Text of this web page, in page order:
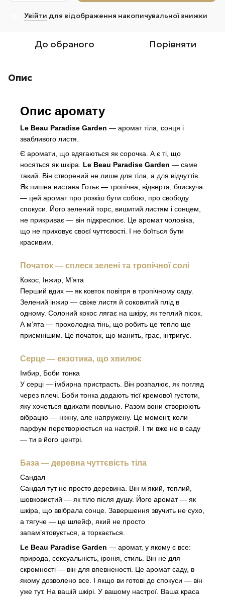
Увійти для відображення накопичувальної знижки
До обраного Порівняти
Опис
Опис аромату
Le Beau Paradise Garden — аромат тіла, сонця і
звабливого листя.
Є аромати, що вдягаються як сорочка. А є ті, що
носяться як шкіра. Le Beau Paradise Garden — саме
такий. Він створений не лише для тіла, а для відчуттів.
Як пишна вистава Готьє — тропічна, відверта, блискуча
— цей аромат про розкіш бути собою, про свободу
спокуси. Його зелений торс, вишитий листям і сонцем,
не прикриває — він підкреслює. Це аромат чоловіка,
що не приховує своєї чуттєвості. І не боїться бути
красивим.
Початок — сплеск зелені та тропічної солі
Кокос, Інжир, М’ята
Перший вдих — як ковток повітря в тропічному саду.
Зелений інжир — свіже листя й соковитий плід в
одному. Солоний кокос лягає на шкіру, як теплий пісок.
А м’ята — прохолодна тінь, що робить це тепло ще
приємнішим. Це початок, що манить, грає, інтригує.
Серце — екзотика, що хвилює
Імбир, Боби тонка
У серці — імбирна пристрасть. Він розпалює, як погляд
через плечі. Боби тонка додають тієї кремової густоти,
яку хочеться вдихати повільно. Разом вони створюють
вібрацію — ніжну, але напружену. Це момент, коли
парфум перетворюється на настрій. І ти вже не в саду
— ти в його центрі.
База — деревна чуттєвість тіла
Сандал
Сандал тут не просто деревина. Він м’який, теплий,
шовковистий — як тіло після душу. Його аромат — як
шкіра, що ввібрала сонце. Завершення звучить не сухо,
а тягуче — це шлейф, який не просто
запам’ятовується, а торкається.
Le Beau Paradise Garden — аромат, у якому є все:
природа, сексуальність, іронія, стиль. Він не для
скромності — він для впевненості. Це аромат саду, в
якому дозволено все. І якщо ви готові до спокуси — він
уже тут. На вашій шкірі. У вашому настрої. Ваша краса